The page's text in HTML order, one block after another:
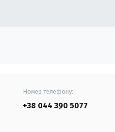
Номер телефону:
+38 044 390 5077